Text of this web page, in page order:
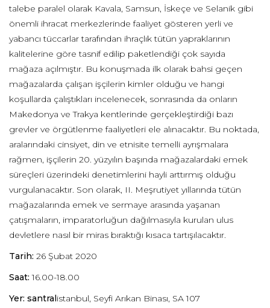
talebe paralel olarak Kavala, Samsun, İskeçe ve Selanik gibi
önemli ihracat merkezlerinde faaliyet gösteren yerli ve
yabancı tüccarlar tarafından ihraçlık tütün yapraklarının
kalitelerine göre tasnif edilip paketlendiği çok sayıda
mağaza açılmıştır. Bu konuşmada ilk olarak bahsi geçen
mağazalarda çalışan işçilerin kimler olduğu ve hangi
koşullarda çalıştıkları incelenecek, sonrasında da onların
Makedonya ve Trakya kentlerinde gerçekleştirdiği bazı
grevler ve örgütlenme faaliyetleri ele alınacaktır. Bu noktada,
aralarındaki cinsiyet, din ve etnisite temelli ayrışmalara
rağmen, işçilerin 20. yüzyılın başında mağazalardaki emek
süreçleri üzerindeki denetimlerini hayli arttırmış olduğu
vurgulanacaktır. Son olarak, II. Meşrutiyet yıllarında tütün
mağazalarında emek ve sermaye arasında yaşanan
çatışmaların, imparatorluğun dağılmasıyla kurulan ulus
devletlere nasıl bir miras bıraktığı kısaca tartışılacaktır.
Tarih: 26 Şubat 2020
Saat: 16.00-18.00
Yer: santralistanbul, Seyfi Arıkan Binası, SA 107